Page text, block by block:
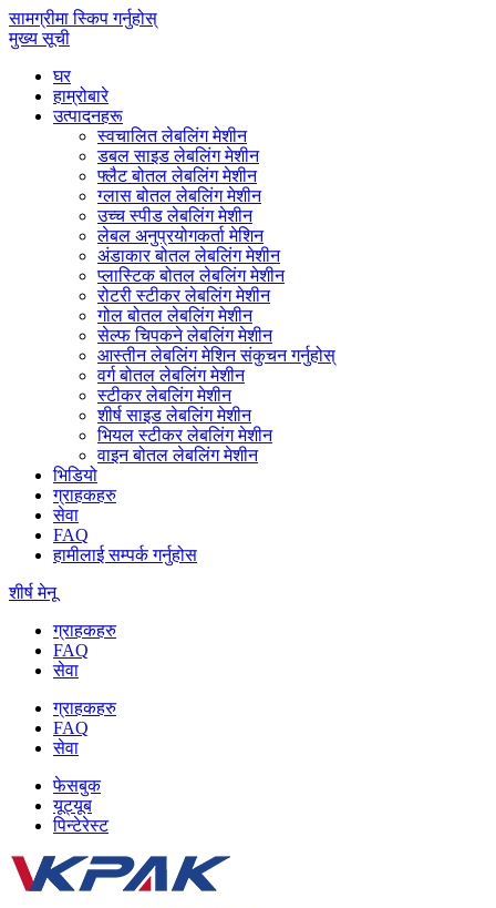
सामग्रीमा स्किप गर्नुहोस्
मुख्य सूची
घर
हाम्रोबारे
उत्पादनहरू
स्वचालित लेबलिंग मेशीन
डबल साइड लेबलिंग मेशीन
फ्लैट बोतल लेबलिंग मेशीन
ग्लास बोतल लेबलिंग मेशीन
उच्च स्पीड लेबलिंग मेशीन
लेबल अनुप्रयोगकर्ता मेशिन
अंडाकार बोतल लेबलिंग मेशीन
प्लास्टिक बोतल लेबलिंग मेशीन
रोटरी स्टीकर लेबलिंग मेशीन
गोल बोतल लेबलिंग मेशीन
सेल्फ चिपकने लेबलिंग मेशीन
आस्तीन लेबलिंग मेशिन संकुचन गर्नुहोस्
वर्ग बोतल लेबलिंग मेशीन
स्टीकर लेबलिंग मेशीन
शीर्ष साइड लेबलिंग मेशीन
भियल स्टीकर लेबलिंग मेशीन
वाइन बोतल लेबलिंग मेशीन
भिडियो
ग्राहकहरु
सेवा
FAQ
हामीलाई सम्पर्क गर्नुहोस
शीर्ष मेनू
ग्राहकहरु
FAQ
सेवा
ग्राहकहरु
FAQ
सेवा
फेसबुक
यूट्यूब
पिन्टेरेस्ट